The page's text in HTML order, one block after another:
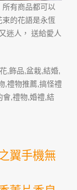
有商品都可以
束的花語是永恆
迷人， 送給愛人
,飾品,盆栽,結婚,
,禮物推薦,搞怪禮
會,禮物,婚禮,結
翼手機無